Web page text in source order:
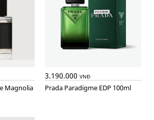
3.190.000 VNĐ
Prada Paradigme EDP 100ml